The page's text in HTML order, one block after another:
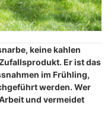
keine kahlen
Er ist das
im Frühling,
werden. Wer
und vermeidet